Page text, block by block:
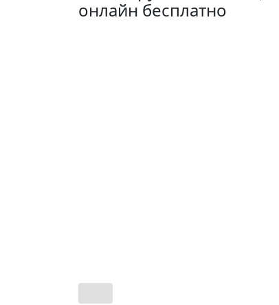
онлайн бесплатно